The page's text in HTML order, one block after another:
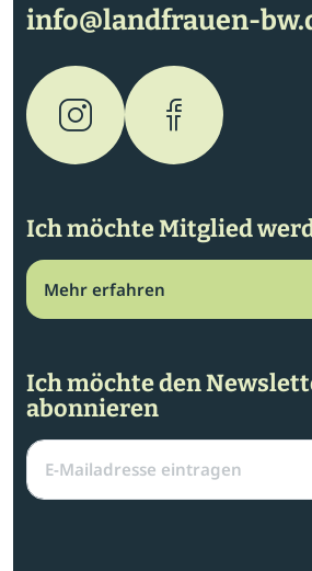
info@landfrauen-
Ich möchte Mitglied
Mehr erfahren
Ich möchte den
abonnieren